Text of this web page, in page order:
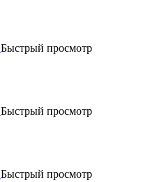
Быстрый просмотр
Быстрый просмотр
Быстрый просмотр